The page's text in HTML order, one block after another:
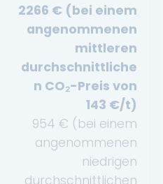
2266 € (bei einem
angenommenen
mittleren
durchschnittliche
n CO₂-Preis von
143 €/t)
954 € (bei einem
angenommenen
niedrigen
durchschnittlichen